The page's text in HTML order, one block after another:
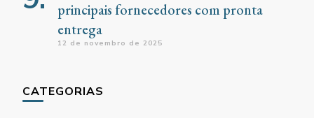
principais fornecedores com pronta
entrega
12 de novembro de 2025
CATEGORIAS